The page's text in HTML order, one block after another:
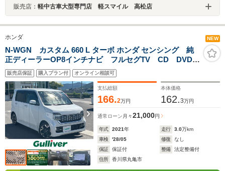
販売店： 軽中古車大型専門店 軽スマイル 高松店
ホンダ NEW
N-WGN カスタム 660 L ターボ ホンダ センシング 純
正ディーラーOP8インチナビ フルセグTV CD DVD
BT Bカメラ 前後ドラレコ クルコン追従付き ACC
先行車検知音 路外逸脱抑システム 標識認識機能 前
後コーナーセンサー ETC LED
販売店保証 購入プラン付 オンライン相談可
支払総額
166.2万円
本体価格
162.3万円
通常ローン 月々21,000円
年式 2021年 走行 3.0万km
車検
'28/05 修復
なし
保証
保証付 整備
法定整備付
住所
香川県丸亀市